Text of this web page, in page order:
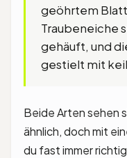
geöhrtem
Traubeneiche
gehäuft, und
gestielt mit
Beide Arten sehen
ähnlich, doch mit
du fast immer